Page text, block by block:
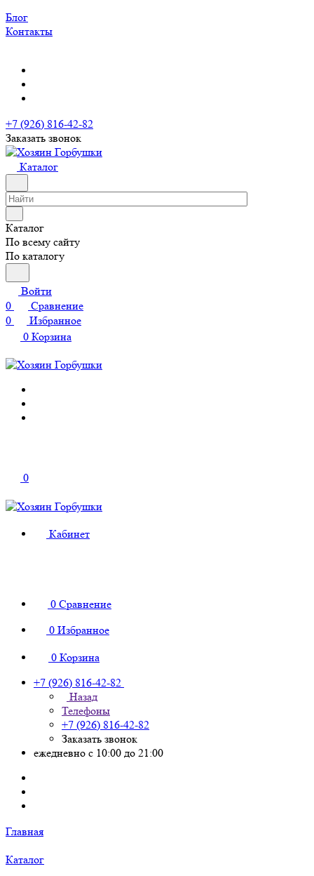
Блог
Контакты
+7 (926) 816-42-82
Заказать звонок
Каталог
Каталог
По всему сайту
По каталогу
Войти
0
Сравнение
0
Избранное
0 Корзина
0
Кабинет
0 Сравнение
0 Избранное
0 Корзина
+7 (926) 816-42-82
Назад
Телефоны
+7 (926) 816-42-82
Заказать звонок
ежедневно с 10:00 до 21:00
Главная
Каталог